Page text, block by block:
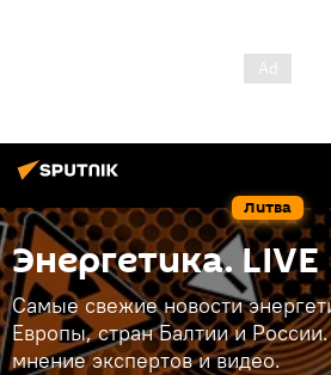
Литва
Энергетика. LIVE
Самые свежие новости
Европы, стран Балтии и
мнение экспертов и видео.